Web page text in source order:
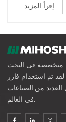
إقرأ المزيد
متخصصة في البحث
لقد تم استخدام فارز
من الصناعات
في العالم.